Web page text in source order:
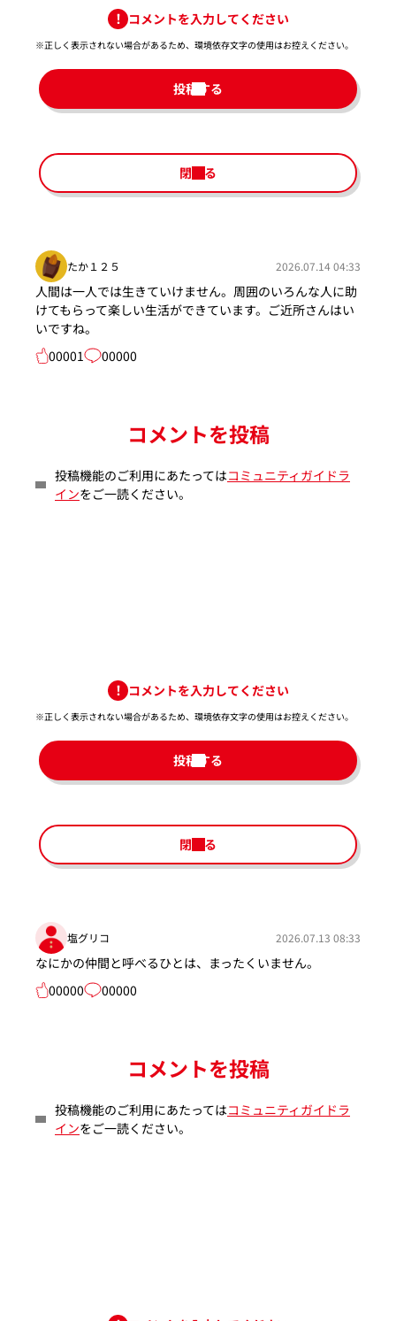
コメントを入力してください
※正しく表示されない場合があるため、環境依存文字の使用はお控えください。​
投稿する
閉じる
たか１２５ 2026.07.14 04:33
人間は一人では生きていけません。周囲のいろんな人に助
けてもらって楽しい生活ができています。ご近所さんはい
いですね。
00001
00000
コメントを投稿
投稿機能のご利用にあたってはコミュニティガイドラ
インをご一読ください。
コメントを入力してください
※正しく表示されない場合があるため、環境依存文字の使用はお控えください。​
投稿する
閉じる
塩グリコ 2026.07.13 08:33
なにかの仲間と呼べるひとは、まったくいません。
00000
00000
コメントを投稿
投稿機能のご利用にあたってはコミュニティガイドラ
インをご一読ください。